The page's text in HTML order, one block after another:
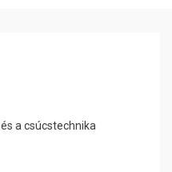
a csúcstechnika